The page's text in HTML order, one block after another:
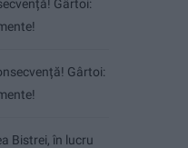
Gârtoi:
Gârtoi:
Bistrei, în lucru